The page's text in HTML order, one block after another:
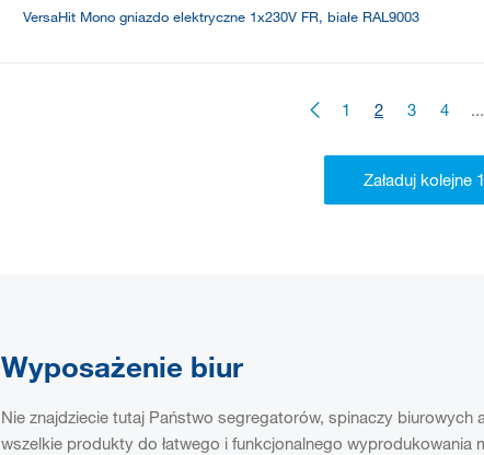
VersaHit Mono gniazdo elektryczne 1x230V FR, białe RAL9003
1 2 3 4 ...
Wyposażenie biur
Nie znajdziecie tutaj Państwo segregatorów, spinaczy biurowych
wszelkie produkty do łatwego i funkcjonalnego wyprodukowania